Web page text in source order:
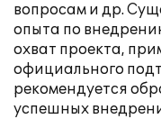
вопросам и др.
опыта по
охват проекта,
официального
рекомендуется
успешных